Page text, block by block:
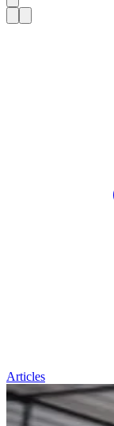
Articles